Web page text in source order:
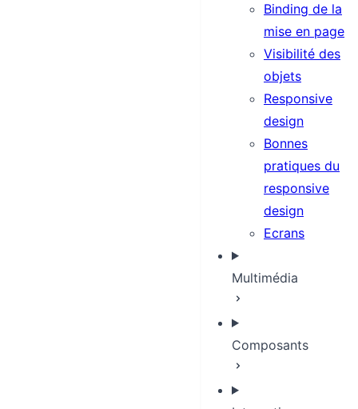
Binding de la
mise en page
Visibilité des
objets
Responsive
design
Bonnes
pratiques du
responsive
design
Ecrans
Multimédia
Composants